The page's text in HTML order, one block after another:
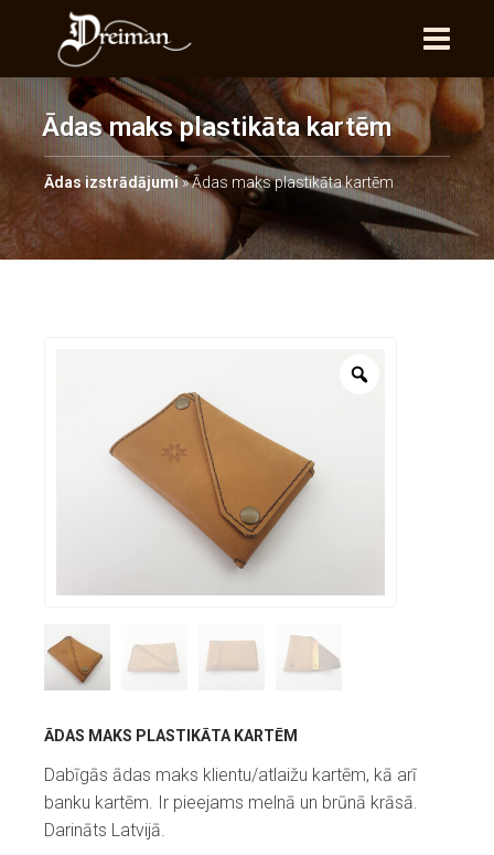
Ādas maks plastikāta kartēm
Ādas izstrādājumi»Ādas maks plastikāta kartēm
ĀDAS MAKS PLASTIKĀTA KARTĒM
Dabīgās ādas maks klientu/atlaižu kartēm, kā arī
banku kartēm. Ir pieejams melnā un brūnā krāsā.
Darināts Latvijā.